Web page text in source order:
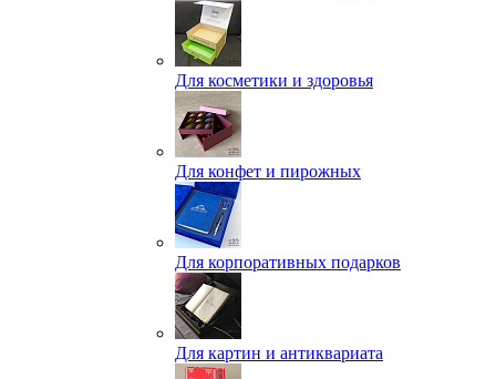
Для косметики и здоровья
Для конфет и пирожных
Для корпоративных подарков
Для картин и антиквариата